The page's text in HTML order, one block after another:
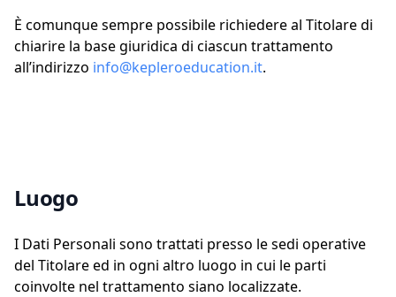
È comunque sempre possibile richiedere al Titolare di
chiarire la base giuridica di ciascun trattamento
all’indirizzo info@kepleroeducation.it.
Luogo
I Dati Personali sono trattati presso le sedi operative
del Titolare ed in ogni altro luogo in cui le parti
coinvolte nel trattamento siano localizzate.